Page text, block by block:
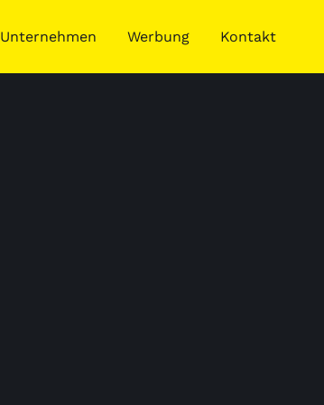
Unternehmen Werbung Kontakt